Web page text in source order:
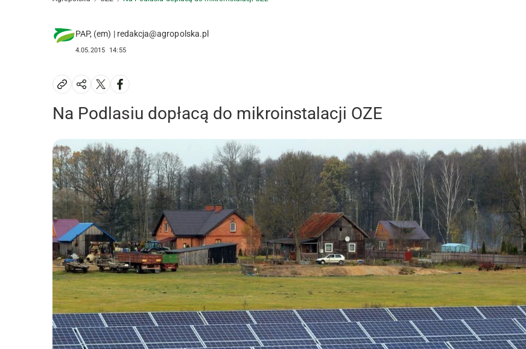
PAP, (em) | redakcja@agropolska.pl
4.05.2015 14:55
Na Podlasiu dopłacą do mikroinstalacji OZE